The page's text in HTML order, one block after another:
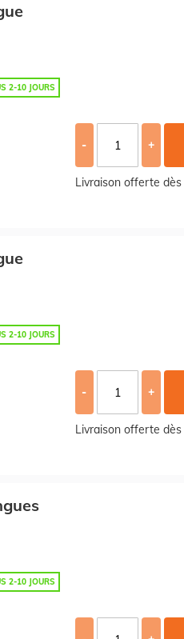
2-10 JOURS
- +
Livraison offerte dès
2-10 JOURS
- +
Livraison offerte dès
2-10 JOURS